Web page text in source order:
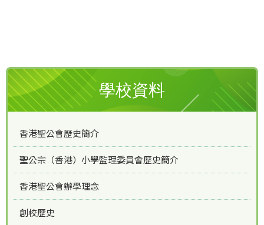
學校資料
香港聖公會歷史簡介
聖公宗（香港）小學監理委員會歷史簡介
香港聖公會辦學理念
創校歷史